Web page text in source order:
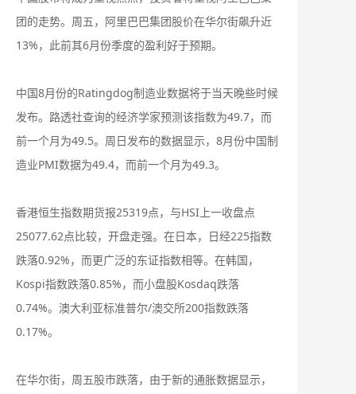
团的走势。周五，阿里巴巴集团股价在华尔街飙升近
13%，此前其6月份季度的盈利好于预期。
中国8月份的Ratingdog制造业数据将于当天晚些时候
发布。路透社查询的经济学家预测该指数为49.7，而
前一个月为49.5。周日发布的数据显示，8月份中国制
造业PMI数据为49.4，而前一个月为49.3。
香港恒生指数期货报25319点，与HSI上一收盘点
25077.62点比较，开盘走强。在日本，日经225指数
跌落0.92%，而更广泛的东证指数相等。在韩国，
Kospi指数跌落0.85%，而小盘股Kosdaq跌落
0.74%。澳大利亚标准普尔/澳交所200指数跌落
0.17%。
在华尔街，周五股市跌落，由于新的通胀数据显示，